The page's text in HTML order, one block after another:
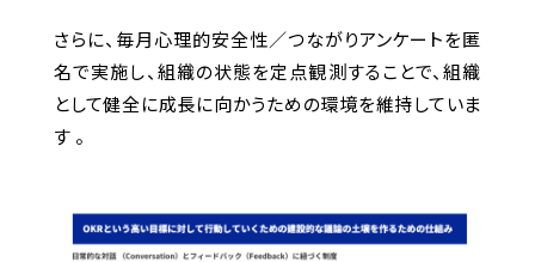
さらに、毎月心理的安全性／つながりアンケートを匿
名で実施し、組織の状態を定点観測することで、組織
として健全に成長に向かうための環境を維持していま
す 。